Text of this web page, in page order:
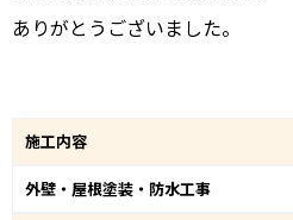
ありがとうございました。
施工内容
外壁・屋根塗装・防水工事